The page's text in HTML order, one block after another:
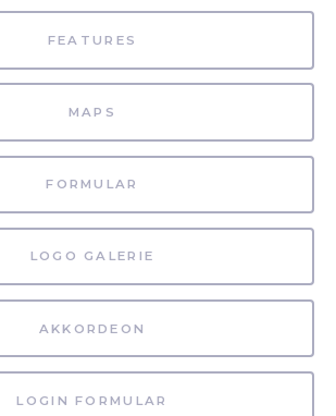
FEATURES
MAPS
FORMULAR
LOGO GALERIE
AKKORDEON
LOGIN FORMULAR